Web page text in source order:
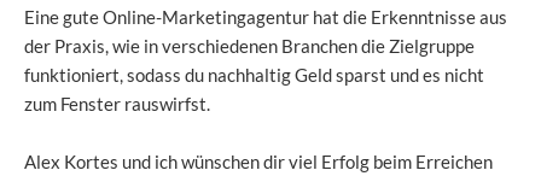
Eine gute Online-Marketingagentur hat die Erkenntnisse aus
der Praxis, wie in verschiedenen Branchen die Zielgruppe
funktioniert, sodass du nachhaltig Geld sparst und es nicht
zum Fenster rauswirfst.
Alex Kortes und ich wünschen dir viel Erfolg beim Erreichen